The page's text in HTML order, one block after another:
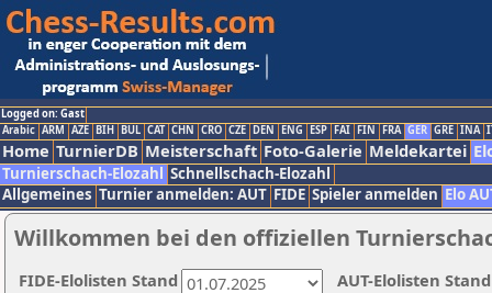
Logged on: Gast
Arabic ARM AZE BIH BUL CAT CHN CRO CZE DEN ENG ESP FAI FIN FRA GER GRE INA
Home TurnierDB Meisterschaft Foto-Galerie Meldekartei
Turnierschach-Elozahl Schnellschach-Elozahl
Allgemeines Turnier anmelden: AUT FIDE Spieler anmelden Elo
Willkommen bei den offiziellen
AUT-Elolisten
FIDE-Elolisten Stand